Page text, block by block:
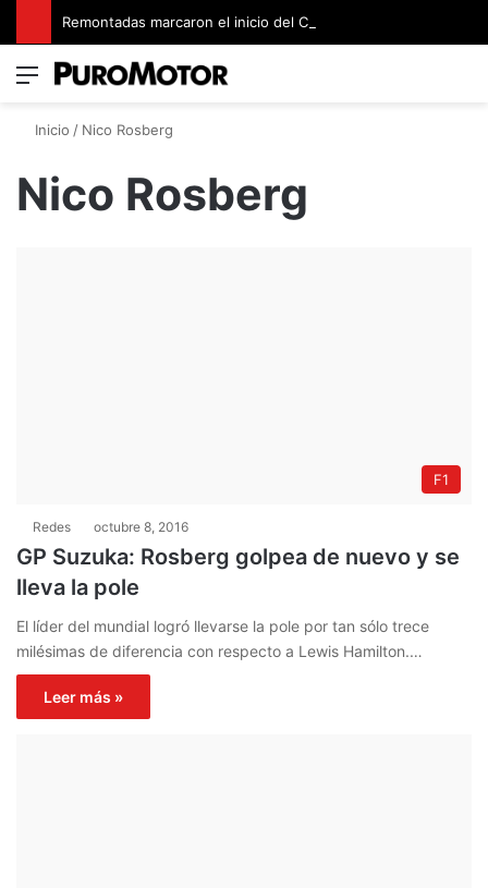
Menú
Inicio / Nico Rosberg
Nico Rosberg
F1
Redes octubre 8, 2016
GP Suzuka: Rosberg golpea de nuevo y se
lleva la pole
El líder del mundial logró llevarse la pole por tan sólo trece
milésimas de diferencia con respecto a Lewis Hamilton.…
Leer más »